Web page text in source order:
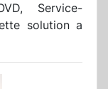
Service-
solution a